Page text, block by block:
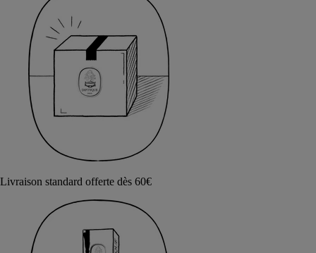
Livraison standard offerte dès 60€